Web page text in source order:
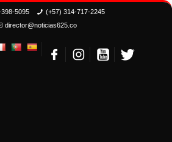
5095
(+57) 314-717-2245
director@noticias625.co